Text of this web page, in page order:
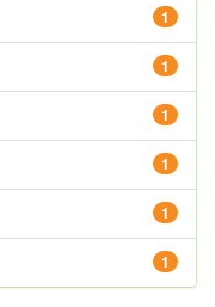
1
1
1
1
1
1